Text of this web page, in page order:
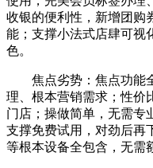
收银的便利性，新增团购
能；支撑小法式店肆可视
色。
焦点劣势：焦点功能全
理、根本营销需求；性价
门店；操做简单，无需专
支撑免费试用，对劲后再
等根本设备全包含，无需